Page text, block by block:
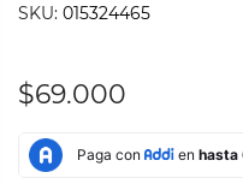
SKU: 015324465
$69.000